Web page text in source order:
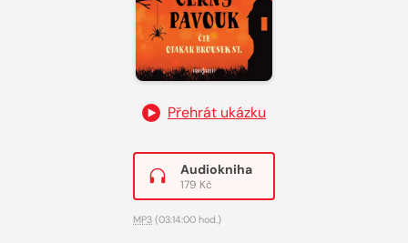
Přehrát ukázku
Audiokniha
179 Kč
MP3 (03:14:00 hod.)